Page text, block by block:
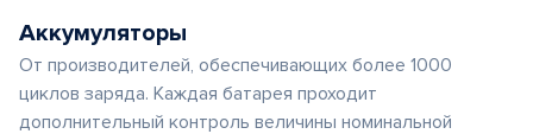
Аккумуляторы
От производителей, обеспечивающих более 1000
циклов заряда. Каждая батарея проходит
дополнительный контроль величины номинальной